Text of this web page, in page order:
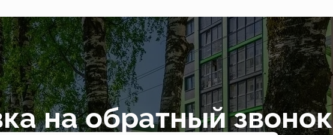
на обратный звонок